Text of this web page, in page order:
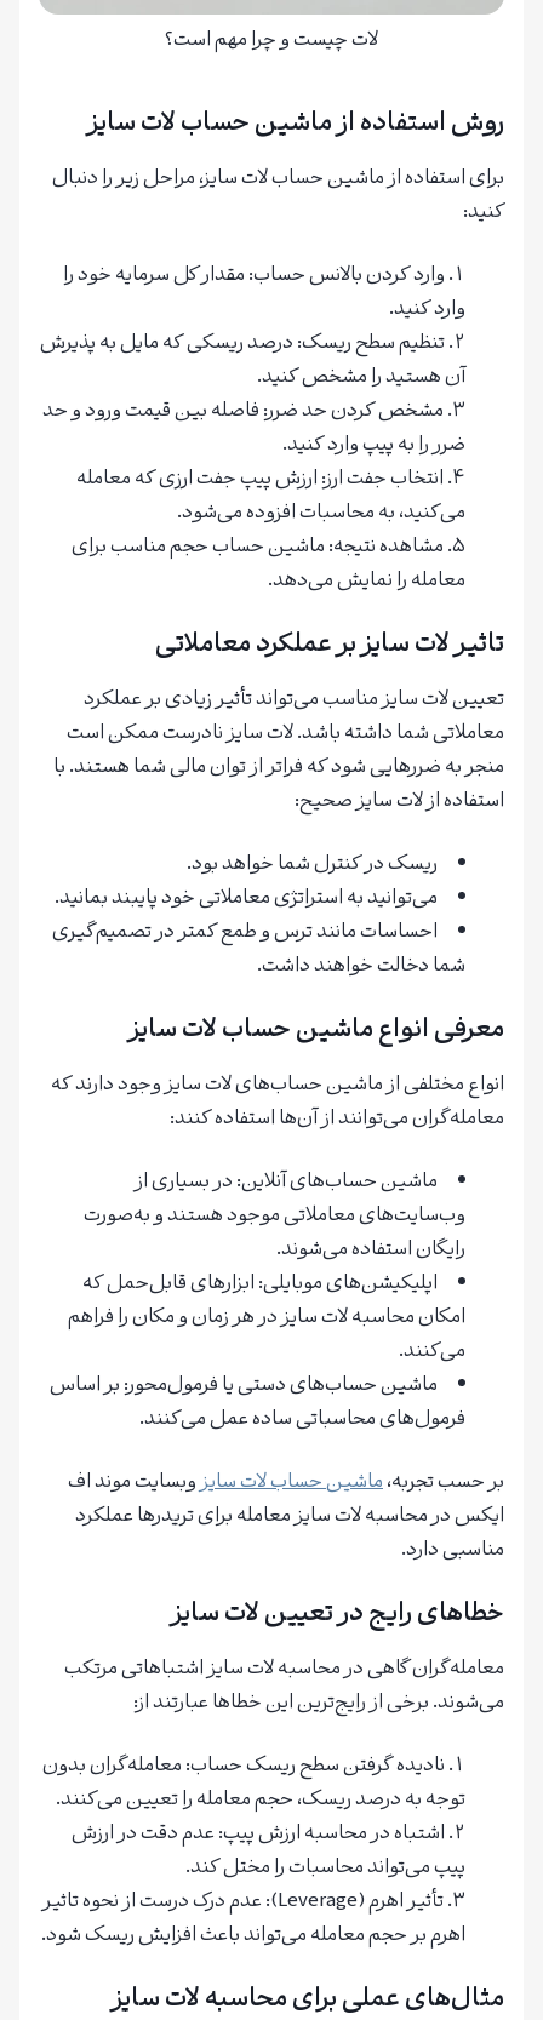
لات چیست و چرا مهم است؟
روش استفاده از ماشین حساب لات سایز
برای استفاده از ماشین حساب لات سایز، مراحل زیر را دنبال
کنید:
وارد کردن بالانس حساب: مقدار کل سرمایه خود را
وارد کنید.
تنظیم سطح ریسک: درصد ریسکی که مایل به پذیرش
آن هستید را مشخص کنید.
مشخص کردن حد ضرر: فاصله بین قیمت ورود و حد
ضرر را به پیپ وارد کنید.
انتخاب جفت ارز: ارزش پیپ جفت ارزی که معامله
می‌کنید، به محاسبات افزوده می‌شود.
مشاهده نتیجه: ماشین حساب حجم مناسب برای
معامله را نمایش می‌دهد.
تاثیر لات سایز بر عملکرد معاملاتی
تعیین لات سایز مناسب می‌تواند تأثیر زیادی بر عملکرد
معاملاتی شما داشته باشد. لات سایز نادرست ممکن است
منجر به ضررهایی شود که فراتر از توان مالی شما هستند. با
استفاده از لات سایز صحیح:
ریسک در کنترل شما خواهد بود.
می‌توانید به استراتژی معاملاتی خود پایبند بمانید.
احساسات مانند ترس و طمع کمتر در تصمیم‌گیری
شما دخالت خواهند داشت.
معرفی انواع ماشین حساب لات سایز
انواع مختلفی از ماشین حساب‌های لات سایز وجود دارند که
معامله‌گران می‌توانند از آن‌ها استفاده کنند:
ماشین حساب‌های آنلاین: در بسیاری از
وب‌سایت‌های معاملاتی موجود هستند و به‌صورت
رایگان استفاده می‌شوند.
اپلیکیشن‌های موبایلی: ابزارهای قابل‌حمل که
امکان محاسبه لات سایز در هر زمان و مکان را فراهم
می‌کنند.
ماشین حساب‌های دستی یا فرمول‌محور: بر اساس
فرمول‌های محاسباتی ساده عمل می‌کنند.
بر حسب تجربه،ماشین حساب لات سایزوبسایت موند اف
ایکس در محاسبه لات سایز معامله برای تریدرها عملکرد
مناسبی دارد.
خطاهای رایج در تعیین لات سایز
معامله‌گران گاهی در محاسبه لات سایز اشتباهاتی مرتکب
می‌شوند. برخی از رایج‌ترین این خطاها عبارتند از:
نادیده گرفتن سطح ریسک حساب: معامله‌گران بدون
توجه به درصد ریسک، حجم معامله را تعیین می‌کنند.
اشتباه در محاسبه ارزش پیپ: عدم دقت در ارزش
پیپ می‌تواند محاسبات را مختل کند.
تأثیر اهرم (Leverage): عدم درک درست از نحوه تاثیر
اهرم بر حجم معامله می‌تواند باعث افزایش ریسک شود.
مثال‌های عملی برای محاسبه لات سایز